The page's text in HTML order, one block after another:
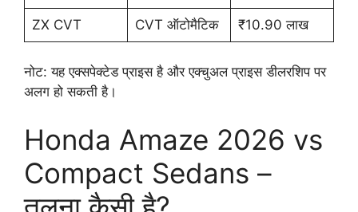
ZX CVT CVT ऑटोमैटिक ₹10.90 लाख
नोट: यह एक्सपेक्टेड प्राइस है और एक्चुअल प्राइस डीलरशिप पर
अलग हो सकती है।
Honda Amaze 2026 vs
Compact Sedans –